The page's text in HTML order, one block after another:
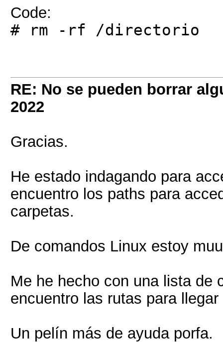
Code:
# rm -rf /directorio
RE: No se pueden borrar
2022
Gracias.
He estado indagando para
encuentro los paths para
carpetas.
De comandos Linux estoy
Me he hecho con una lista de
encuentro las rutas para
Un pelín más de ayuda porfa.